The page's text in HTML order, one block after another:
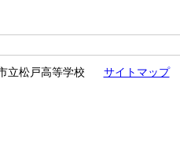
立松戸高等学校 サイトマップ